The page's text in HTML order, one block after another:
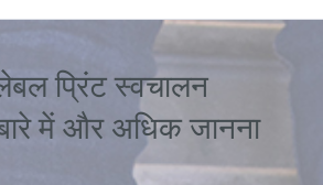
प्रिंट स्वचालन
में और अधिक जानना